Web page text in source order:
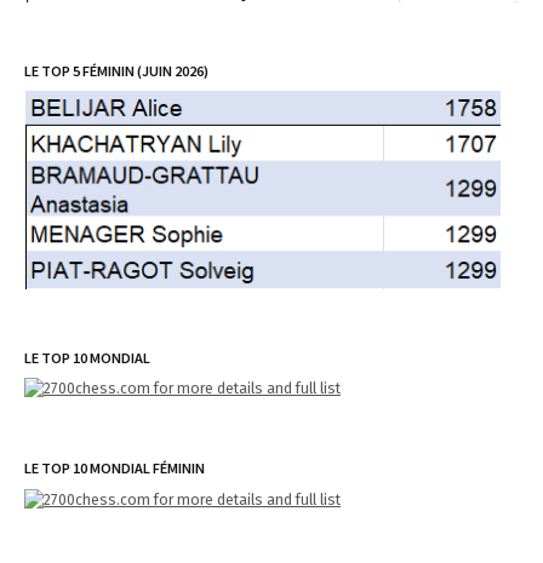
LE TOP 5 FÉMININ (JUIN 2026)
LE TOP 10 MONDIAL
LE TOP 10 MONDIAL FÉMININ